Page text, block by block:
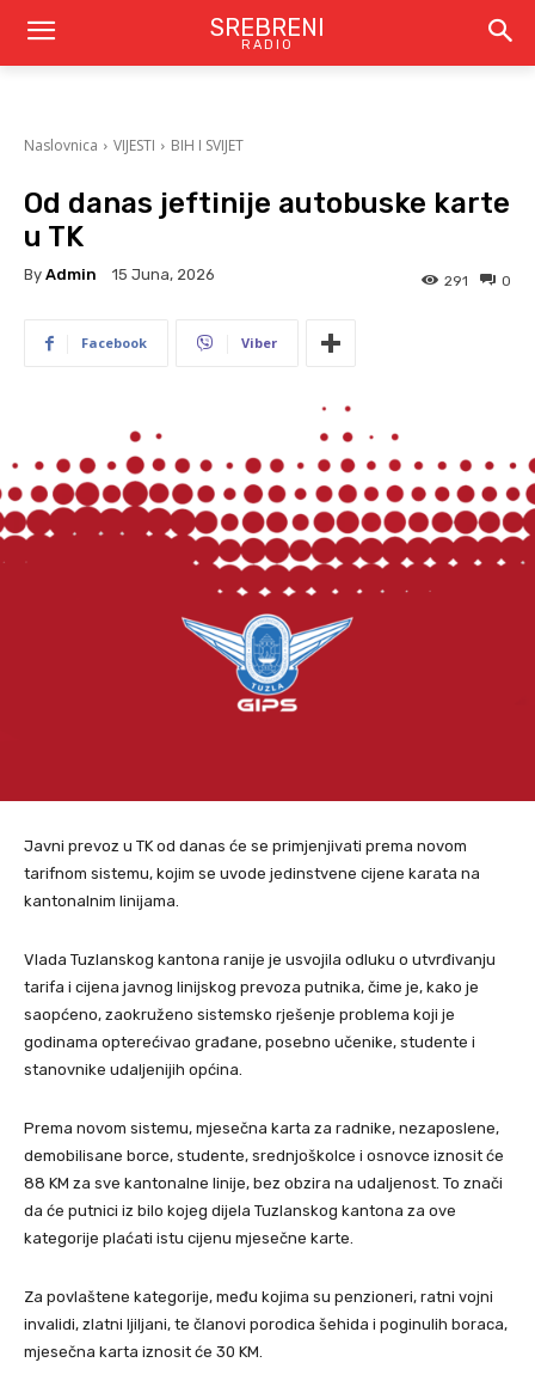
SREBRENI
RADIO
Naslovnica VIJESTI BIH I SVIJET
Od danas jeftinije autobuske karte
u TK
By Admin 15 Juna, 2026 0
291
Facebook Viber
Javni prevoz u TK od danas će se primjenjivati prema novom
tarifnom sistemu, kojim se uvode jedinstvene cijene karata na
kantonalnim linijama.
Vlada Tuzlanskog kantona ranije je usvojila odluku o utvrđivanju
tarifa i cijena javnog linijskog prevoza putnika, čime je, kako je
saopćeno, zaokruženo sistemsko rješenje problema koji je
godinama opterećivao građane, posebno učenike, studente i
stanovnike udaljenijih općina.
Prema novom sistemu, mjesečna karta za radnike, nezaposlene,
demobilisane borce, studente, srednjoškolce i osnovce iznosit će
88 KM za sve kantonalne linije, bez obzira na udaljenost. To znači
da će putnici iz bilo kojeg dijela Tuzlanskog kantona za ove
kategorije plaćati istu cijenu mjesečne karte.
Za povlaštene kategorije, među kojima su penzioneri, ratni vojni
invalidi, zlatni ljiljani, te članovi porodica šehida i poginulih boraca,
mjesečna karta iznosit će 30 KM.